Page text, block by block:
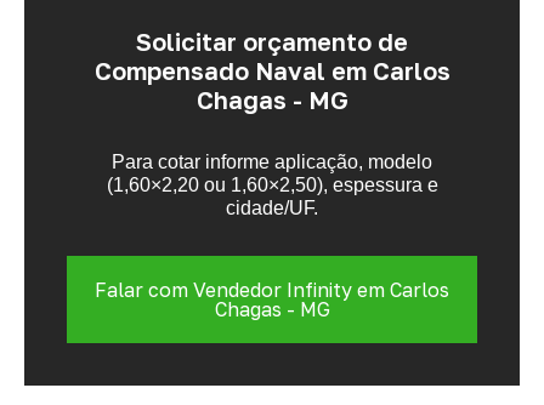
Solicitar orçamento de
Compensado Naval em Carlos
Chagas - MG
Para cotar informe aplicação, modelo
(1,60×2,20 ou 1,60×2,50), espessura e
cidade/UF.
Falar com Vendedor Infinity em Carlos
Chagas - MG